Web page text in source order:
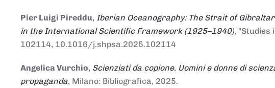
Pier Luigi Pireddu, Iberian Oceanography: The Strait of
in the International Scientific Framework (1925–1940), "Studies
102114, 10.1016/j.shpsa.2025.102114
Angelica Vurchio, Scienziati da copione. Uomini e donne di
propaganda, Milano: Bibliografica, 2025.